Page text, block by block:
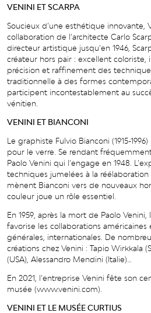
VENINI ET SCARPA
Soucieux d’une esthétique innovante,
collaboration de l’architecte Carlo
directeur artistique jusqu’en 1946,
créateur hors pair : excellent coloriste,
précision et raffinement des
traditionnelle à des formes cont
participent incontestablement au
vénitien.
VENINI ET BIANCONI
Le graphiste Fulvio Bianconi (1915-
pour le verre. Se rendant fréquemmen
Paolo Venini qui l’engage en 1948. L ’e
techniques jumelées à la réélaboration
mènent Bianconi vers de nouveaux
couleur joue un rôle essentiel.
En 1959, après la mort de Paolo
favorise les collaborations
générales, internationales. De
créations chez Venini : Tapio Wirkkala
(USA), Alessandro Mendini (Italie)…
En 2021, l’entreprise Venini fête son ce
musée (www.venini com).
VENINI ET LE MUSÉE CURTIUS